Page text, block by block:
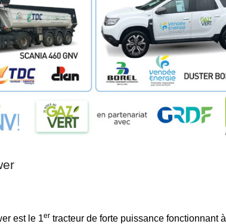
est le 1er tracteur de forte puissance fonctionnant